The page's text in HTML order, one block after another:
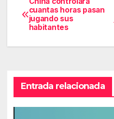
Navegación
de
entradas
cuantas horas pasan
jugando sus
habitantes
Entrada relacionada